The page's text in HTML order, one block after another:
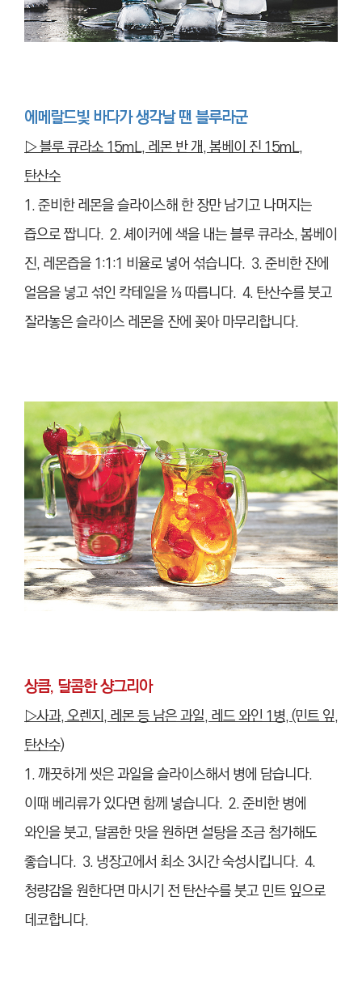
에메랄드빛 바다가 생각날 땐 블루라군
▷ 블루 큐라소 15mL, 레몬 반 개, 봄베이 진 15mL,
탄산수
1. 준비한 레몬을 슬라이스해 한 장만 남기고 나머지는
즙으로 짭니다. 2. 셰이커에 색을 내는 블루 큐라소, 봄베이
진, 레몬즙을 1:1:1 비율로 넣어 섞습니다. 3. 준비한 잔에
얼음을 넣고 섞인 칵테일을 ⅓ 따릅니다. 4. 탄산수를 붓고
잘라놓은 슬라이스 레몬을 잔에 꽂아 마무리합니다.
상큼, 달콤한 샹그리아
▷사과, 오렌지, 레몬 등 남은 과일, 레드 와인 1병, (민트 잎,
탄산수)
1. 깨끗하게 씻은 과일을 슬라이스해서 병에 담습니다.
이때 베리류가 있다면 함께 넣습니다. 2. 준비한 병에
와인을 붓고, 달콤한 맛을 원하면 설탕을 조금 첨가해도
좋습니다. 3. 냉장고에서 최소 3시간 숙성시킵니다. 4.
청량감을 원한다면 마시기 전 탄산수를 붓고 민트 잎으로
데코합니다.